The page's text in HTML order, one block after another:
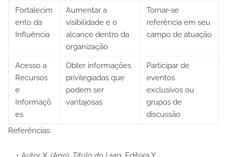
Fortalecim
ento da
Influência
Aumentar a
visibilidade e o
alcance dentro da
organização
Tornar-se
referência em seu
campo de atuação
Acesso a
Recursos
e
Informaçõ
es
Obter informações
privilegiadas que
podem ser
vantajosas
Participar de
eventos
exclusivos ou
grupos de
discussão
Referências: